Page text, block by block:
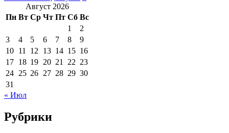
Август 2026
Пн Вт Ср Чт Пт Сб Вс
1
2
3
4 5 6 7 8
9
10 11 12 13 14 15 16
17 18 19 20 21 22 23
24 25 26 27 28 29 30
31
« Июл
Рубрики